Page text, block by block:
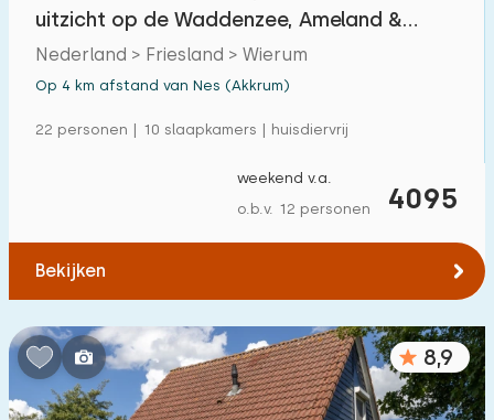
5 10 20 30
Tot zee :
10 20
Tot water (max. aantal km)
1 2 5 10 20
Tot openbaar vervoer(max. aantal km):
uitzicht op de Waddenzee, Ameland &
Schiermonnikoog
Nederland > Friesland > Wierum
Op 4 km afstand van Nes (Akkrum)
22 personen | 10 slaapkamers | huisdiervrij
4095
weekend v.a.
o.b.v. 12 personen
Bekijken
8,9